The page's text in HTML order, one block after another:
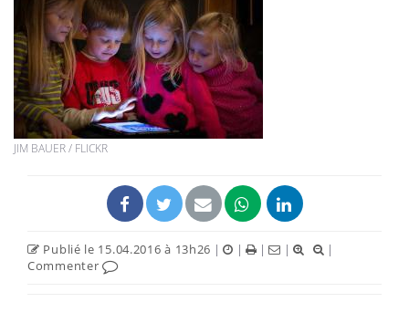
JIM BAUER / FLICKR
Publié le 15.04.2016 à 13h26 | | | |
|
Commenter